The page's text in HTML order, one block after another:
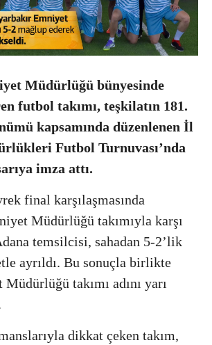
Müdürlüğü bünyesinde
futbol takımı, teşkilatın 181.
kapsamında düzenlenen İl
Futbol Turnuvası’nda
imza attı.
final karşılaşmasında
Müdürlüğü takımıyla karşı
temsilcisi, sahadan 5-2’lik
ayrıldı. Bu sonuçla birlikte
takımı adını yarı
dikkat çeken takım,